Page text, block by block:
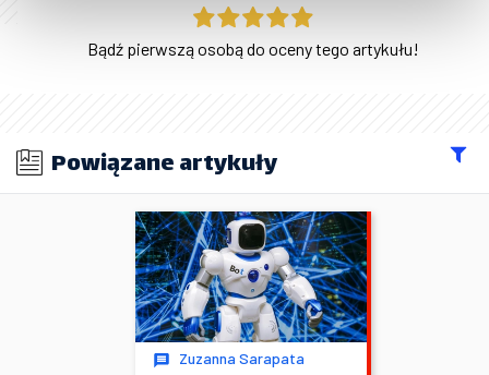
Bądź pierwszą osobą do oceny tego artykułu!
Powiązane artykuły
Zuzanna Sarapata